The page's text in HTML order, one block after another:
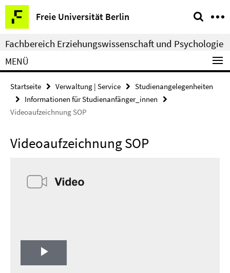
Springe
direkt
zu
Inhalt
Freie Universität Berlin
Service-
Navigation
Fachbereich Erziehungswissenschaft und Psychologie
MENÜ
Startseite Verwaltung | Service
Studienangelegenheiten
Informationen für Studienanfänger_innen
Videoaufzeichnung SOP
Videoaufzeichnung SOP
Play